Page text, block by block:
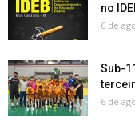
no
6 de
Sub-
6 de